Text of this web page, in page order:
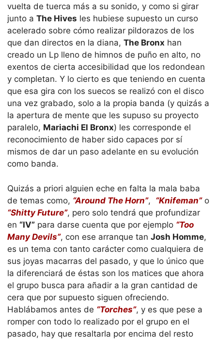
vuelta de tuerca más a su sonido, y como si girar
junto a The Hives les hubiese supuesto un curso
acelerado sobre cómo realizar pildorazos de los
que dan directos en la diana, The Bronx han
creado un Lp lleno de himnos de puño en alto, no
exentos de cierta accesibilidad que los redondean
y completan. Y lo cierto es que teniendo en cuenta
que esa gira con los suecos se realizó con el disco
una vez grabado, solo a la propia banda (y quizás a
la apertura de mente que les supuso su proyecto
paralelo, Mariachi El Bronx) les corresponde el
reconocimiento de haber sido capaces por sí
mismos de dar un paso adelante en su evolución
como banda.
Quizás a priori alguien eche en falta la mala baba
de temas como, “Around The Horn”, “Knifeman”o
“Shitty Future”, pero solo tendrá que profundizar
en “IV” para darse cuenta que por ejemplo “Too
Many Devils”, con ese arranque tan Josh Homme,
es un tema con tanto carácter como cualquiera de
sus joyas macarras del pasado, y que lo único que
la diferenciará de éstas son los matices que ahora
el grupo busca para añadir a la gran cantidad de
cera que por supuesto siguen ofreciendo.
Hablábamos antes de “Torches”, y es que pese a
romper con todo lo realizado por el grupo en el
pasado, hay que resaltarla por encima del resto